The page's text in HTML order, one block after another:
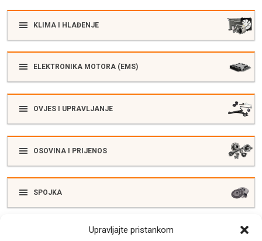
Upravljajte pristankom
KLIMA I HLAĐENJE
ELEKTRONIKA MOTORA (EMS)
OVJES I UPRAVLJANJE
OSOVINA I PRIJENOS
SPOJKA